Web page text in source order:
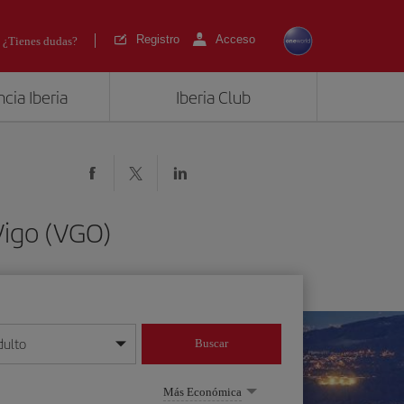
¿Tienes dudas? Registro Acceso
Iberia Iberia Club
(VGO)
mes/año
Buscar
Más Económica